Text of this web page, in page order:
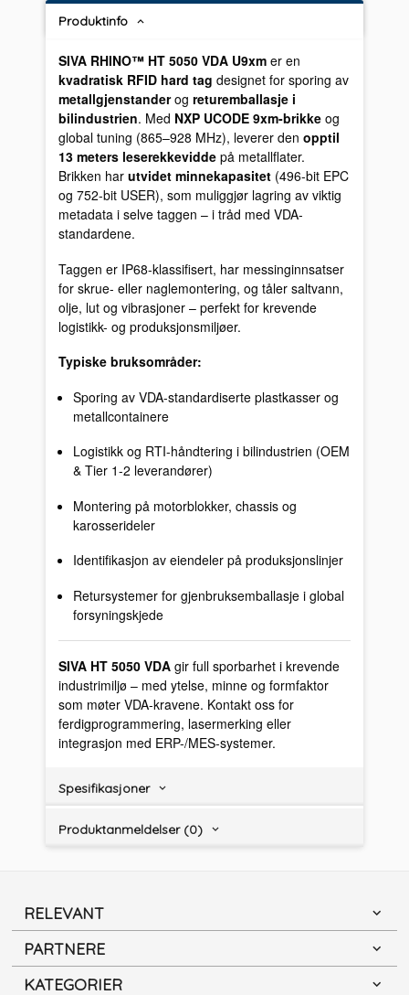
Produktinfo
SIVA RHINO™ HT 5050 VDA U9xm er en
kvadratisk RFID hard tag designet for sporing av
metallgjenstanderogreturemballasje i
bilindustrien. Med NXP UCODE 9xm-brikke og
global tuning (865–928 MHz), leverer denopptil
13 meters leserekkevidde på metallflater.
Brikken harutvidet minnekapasitet (496-bit EPC
og 752-bit USER), som muliggjør lagring av viktig
metadata i selve taggen – i tråd med VDA-
standardene.
Taggen er IP68-klassifisert, har messinginnsatser
for skrue- eller naglemontering, og tåler saltvann,
olje, lut og vibrasjoner – perfekt for krevende
logistikk- og produksjonsmiljøer.
Typiske bruksområder:
Sporing av VDA-standardiserte plastkasser og
metallcontainere
Logistikk og RTI-håndtering i bilindustrien (OEM
& Tier 1-2 leverandører)
Montering på motorblokker, chassis og
karosserideler
Identifikasjon av eiendeler på produksjonslinjer
Retursystemer for gjenbruksemballasje i global
forsyningskjede
SIVA HT 5050 VDA gir full sporbarhet i krevende
industrimiljø – med ytelse, minne og formfaktor
som møter VDA-kravene. Kontakt oss for
ferdigprogrammering, lasermerking eller
integrasjon med ERP-/MES-systemer.
Spesifikasjoner
Produktanmeldelser (0)
RELEVANT
PARTNERE
KATEGORIER